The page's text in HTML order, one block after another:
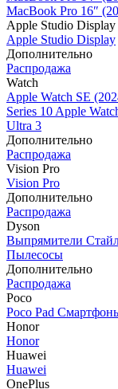
MacBook Pro 16″
Apple Studio Display
Apple Studio Display
Дополнительно
Распродажа
Watch
Apple Watch SE
Series 10 Apple
Ultra 3
Дополнительно
Распродажа
Vision Pro
Vision Pro
Дополнительно
Распродажа
Dyson
Выпрямители
Пылесосы
Дополнительно
Распродажа
Poco
Poco Pad
Honor
Honor
Huawei
Huawei
OnePlus